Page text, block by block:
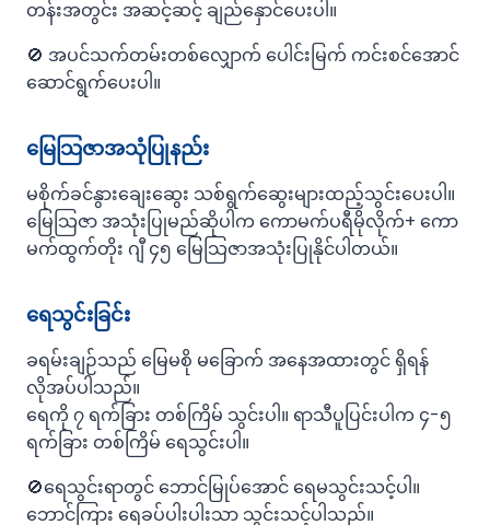
တန်းအတွင်း အဆင့်ဆင့် ချည်နှောင်ပေးပါ။
🚫 အပင်သက်တမ်းတစ်လျှောက် ပေါင်းမြက် ကင်းစင်အောင်
ဆောင်ရွက်ပေးပါ။
မြေသြဇာအသုံပြုနည်း
မစိုက်ခင်နွားချေးဆွေး သစ်ရွက်ဆွေးများထည့်သွင်းပေးပါ။
မြေသြဇာ အသုံးပြုမည်ဆိုပါက ကောမက်ပရီမိုလိုက်+ ကော
မက်ထွက်တိုး ဂျီ ၄၅ မြေသြဇာအသုံးပြုနိုင်ပါတယ်။
ရေသွင်းခြင်း
ခရမ်းချဉ်သည် မြေမစို မခြောက် အနေအထားတွင် ရှိရန်
လိုအပ်ပါသည်။
ရေကို ၇ ရက်ခြား တစ်ကြိမ် သွင်းပါ။ ရာသီပူပြင်းပါက ၄-၅
ရက်ခြား တစ်ကြိမ် ရေသွင်းပါ။
🚫ရေသွင်းရာတွင် ဘောင်မြုပ်အောင် ရေမသွင်းသင့်ပါ။
ဘောင်ကြား ရေခပ်ပါးပါးသာ သွင်းသင့်ပါသည်။